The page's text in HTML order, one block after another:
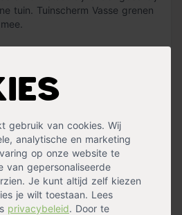
gebruik van cookies. Wij
analytische en marketing
op onze website te
van gepersonaliseerde
Je kunt altijd zelf kiezen
je wilt toestaan. Lees
privacybeleid. Door te
tuin. Tuinscherm Vasse grenen
horizontale tussenliggers en 19
de voorzijde en 9 aan de
en daarmee veel
pottenkijkers genieten van
RVS geschroefd, waardoor deze
op maat gemaaktkan
alleen verticaal geplaatst